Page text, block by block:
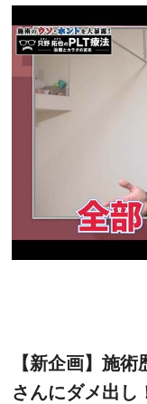
【新企画】施
さんにダメ出し